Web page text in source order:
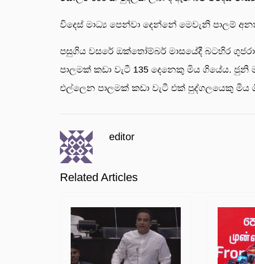
විදෙස් මාධ්‍ය පෙන්වා දෙන්නේ මෙවැනි පාලම්
පසුගිය වසරේ ඔක්තෝම්බර් මාසයේදී බටහිර
පාලමක් කඩා වැටී 135 දෙනෙකු මිය ගියේය. ජුනි
එල්ලෙන පාලමක් කඩා වැටී එක් පුද්ගලයෙකු මිය
editor
Related Articles